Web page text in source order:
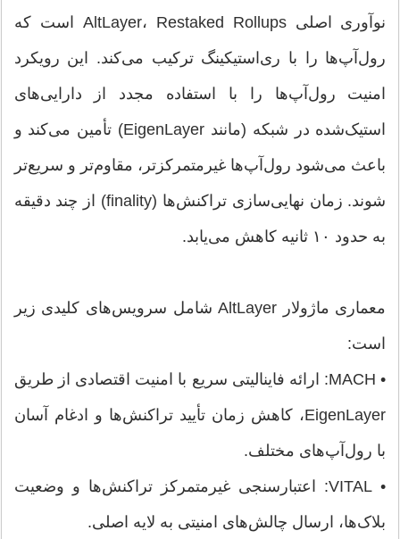
نوآوری اصلی AltLayer، Restaked Rollups است که
رول‌آپ‌ها را با ری‌استیکینگ ترکیب می‌کند. این رویکرد
امنیت رول‌آپ‌ها را با استفاده مجدد از دارایی‌های
استیک‌شده در شبکه (مانند EigenLayer) تأمین می‌کند و
باعث می‌شود رول‌آپ‌ها غیرمتمرکزتر، مقاوم‌تر و سریع‌تر
شوند. زمان نهایی‌سازی تراکنش‌ها (finality) از چند دقیقه
به حدود ۱۰ ثانیه کاهش می‌یابد.
معماری ماژولار AltLayer شامل سرویس‌های کلیدی زیر
است:
• MACH: ارائه فاینالیتی سریع با امنیت اقتصادی از طریق
EigenLayer، کاهش زمان تأیید تراکنش‌ها و ادغام آسان
با رول‌آپ‌های مختلف.
• VITAL: اعتبارسنجی غیرمتمرکز تراکنش‌ها و وضعیت
بلاک‌ها، ارسال چالش‌های امنیتی به لایه اصلی.